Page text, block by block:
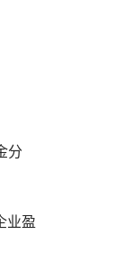
分
业盈